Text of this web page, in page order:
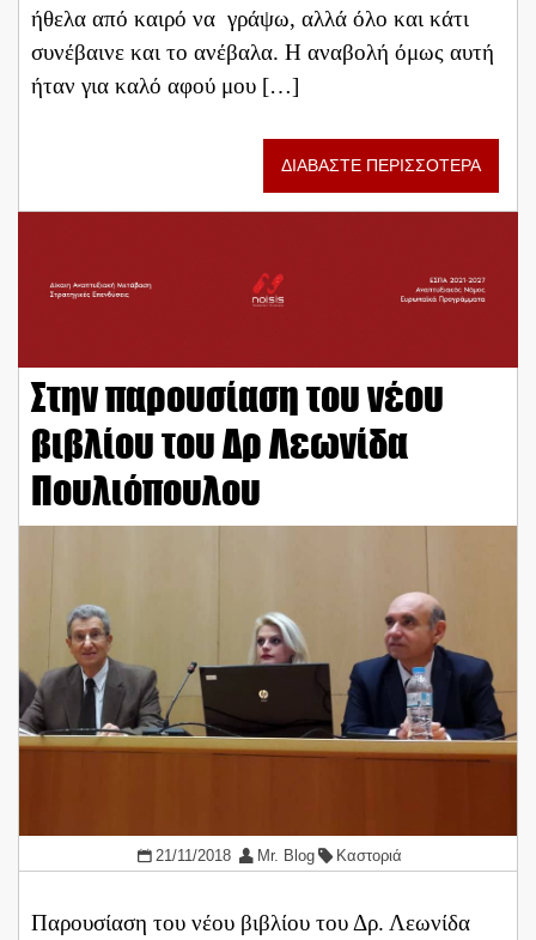
ήθελα από καιρό να γράψω, αλλά όλο και κάτι
συνέβαινε και το ανέβαλα. Η αναβολή όμως αυτή
ήταν για καλό αφού μου […]
ΔΙΑΒΑΣΤΕ ΠΕΡΙΣΣΟΤΕΡΑ
Στην παρουσίαση του νέου
βιβλίου του Δρ Λεωνίδα
Πουλιόπουλου
21/11/2018 Mr. Blog Καστοριά
Παρουσίαση του νέου βιβλίου του Δρ. Λεωνίδα